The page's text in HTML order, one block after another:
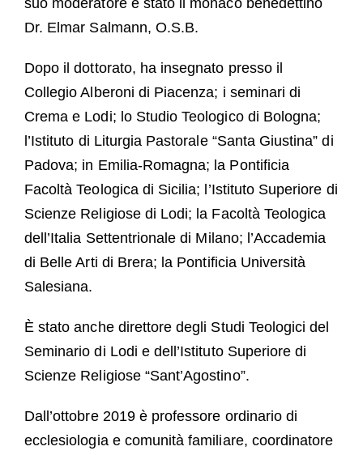
Dr. Elmar Salmann, O.S.B.
Dopo il dottorato, ha insegnato presso il
Collegio Alberoni di Piacenza; i seminari di
Crema e Lodi; lo Studio Teologico di Bologna;
l’Istituto di Liturgia Pastorale “Santa Giustina” di
Padova; in Emilia-Romagna; la Pontificia
Facoltà Teologica di Sicilia; l’Istituto Superiore di
Scienze Religiose di Lodi; la Facoltà Teologica
dell’Italia Settentrionale di Milano; l’Accademia
di Belle Arti di Brera; la Pontificia Università
Salesiana.
È stato anche direttore degli Studi Teologici del
Seminario di Lodi e dell’Istituto Superiore di
Scienze Religiose “Sant’Agostino”.
Dall’ottobre 2019 è professore ordinario di
ecclesiologia e comunità familiare, coordinatore